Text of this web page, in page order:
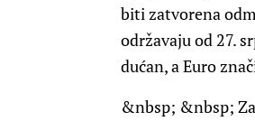
biti zatvorena
održavaju od 27.
dućan, a Euro
&nbsp; &nbsp;